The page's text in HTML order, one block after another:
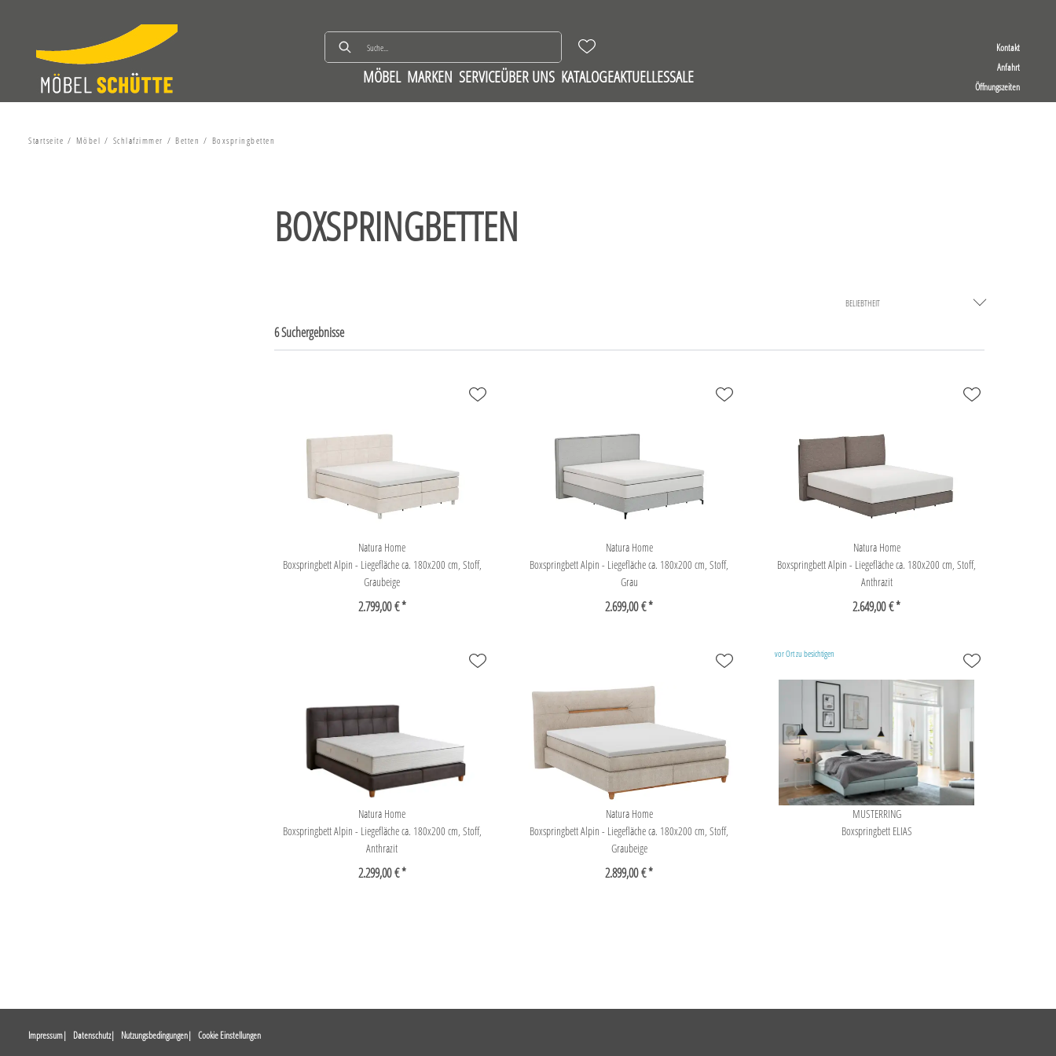
Kontakt
Anfahrt
Öffnungszeiten
MÖBEL MARKEN SERVICEÜBER UNS KATALOGEAKTUELLESSALE
Startseite Möbel Schlafzimmer Betten Boxspringbetten
BOXSPRINGBETTEN
BELIEBTHEIT
6 Suchergebnisse
Natura Home
Boxspringbett Alpin - Liegefläche ca. 180x200 cm, Stoff,
Graubeige
2.799,00 € *
Natura Home
Boxspringbett Alpin - Liegefläche ca. 180x200 cm, Stoff,
Grau
2.699,00 € *
Natura Home
Boxspringbett Alpin - Liegefläche ca. 180x200 cm, Stoff,
Anthrazit
2.649,00 € *
Natura Home
Boxspringbett Alpin - Liegefläche ca. 180x200 cm, Stoff,
Anthrazit
2.299,00 € *
Natura Home
Boxspringbett Alpin - Liegefläche ca. 180x200 cm, Stoff,
Graubeige
2.899,00 € *
vor Ort zu besichtigen
MUSTERRING
Boxspringbett ELIAS
Impressum Datenschutz Nutzungsbedingungen Cookie Einstellungen